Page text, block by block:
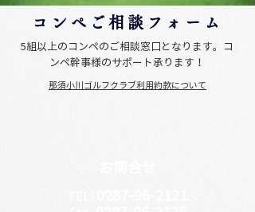
コンペご相談フォーム
5組以上のコンペのご相談窓口となります。コ
ンペ幹事様のサポート承ります！
那須小川ゴルフクラブ利用約款について